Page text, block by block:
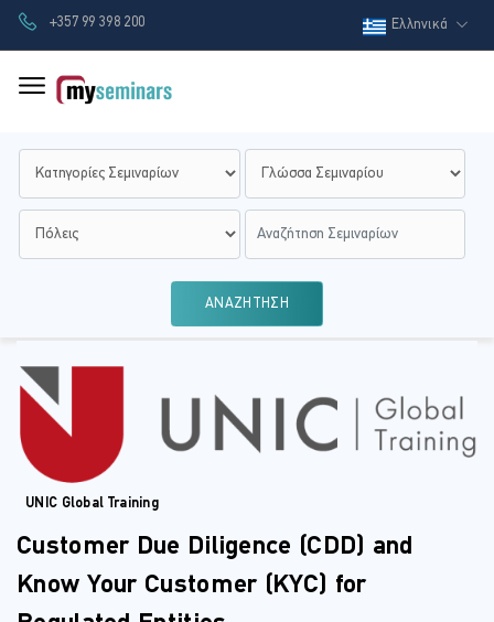
+357 99 398 200 Ελληνικά
ΑΝΑΖΗΤΗΣΗ
UNIC Global Training
Customer Due Diligence (CDD) and
Know Your Customer (KYC) for